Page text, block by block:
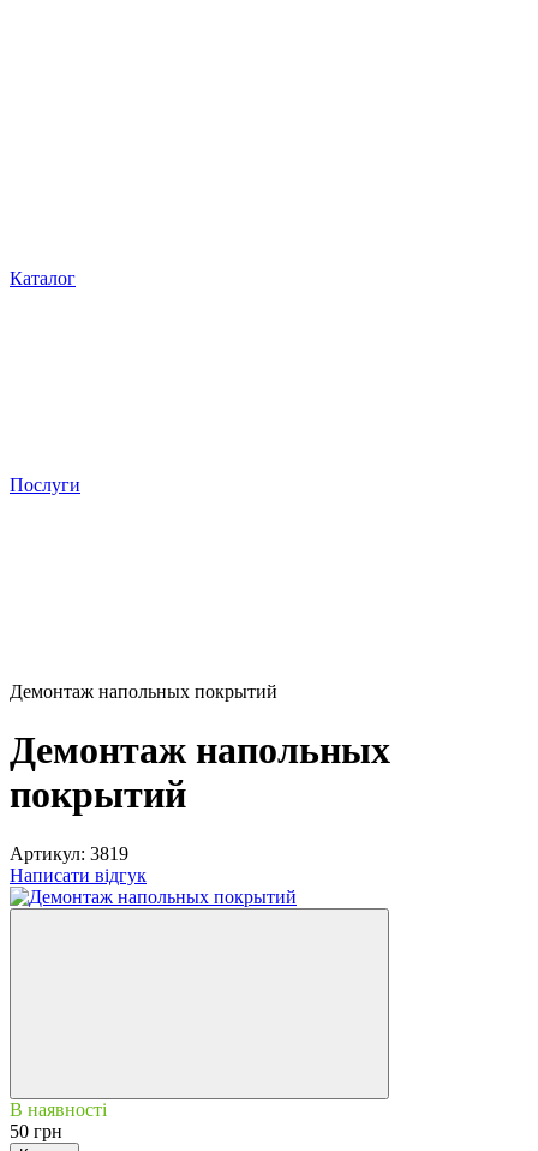
Каталог
Послуги
Демонтаж напольных покрытий
Демонтаж напольных
покрытий
Артикул: 3819
Написати відгук
В наявності
50 грн